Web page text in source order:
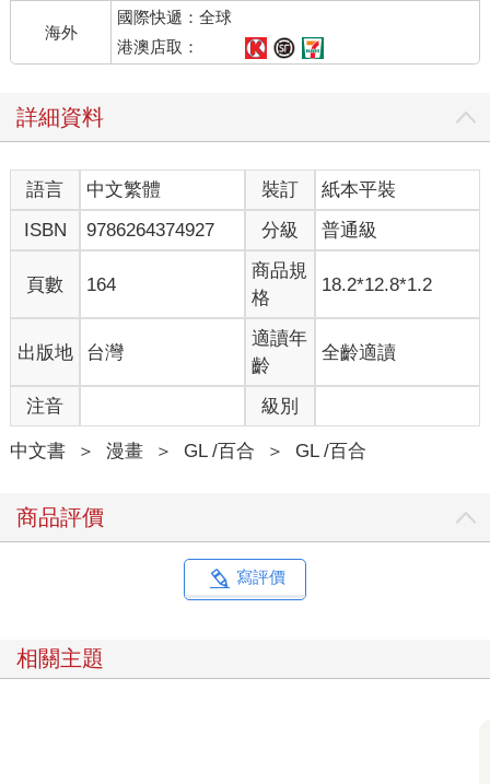
海外
國際快遞：全球
港澳店取：
詳細資料
語言 中文繁體 裝訂
紙本平裝
ISBN
9786264374927 分級 普通級
頁數 164
商品規
格
18.2*12.8*1.2
出版地 台灣
適讀年
齡
全齡適讀
注音 級別
中文書 ＞ 漫畫 ＞ GL /百合 ＞ GL /百合
商品評價
寫評價
相關主題